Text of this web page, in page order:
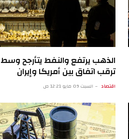
الذهب يرتفع والنفط يتأرجح وسط
ترقب اتفاق بين أمريكا وإيران
اقتصاد السبت 09 مايو 12:21 ص